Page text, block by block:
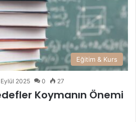
Eğitim & Kurs
2025 0 27
Koymanın Önemi